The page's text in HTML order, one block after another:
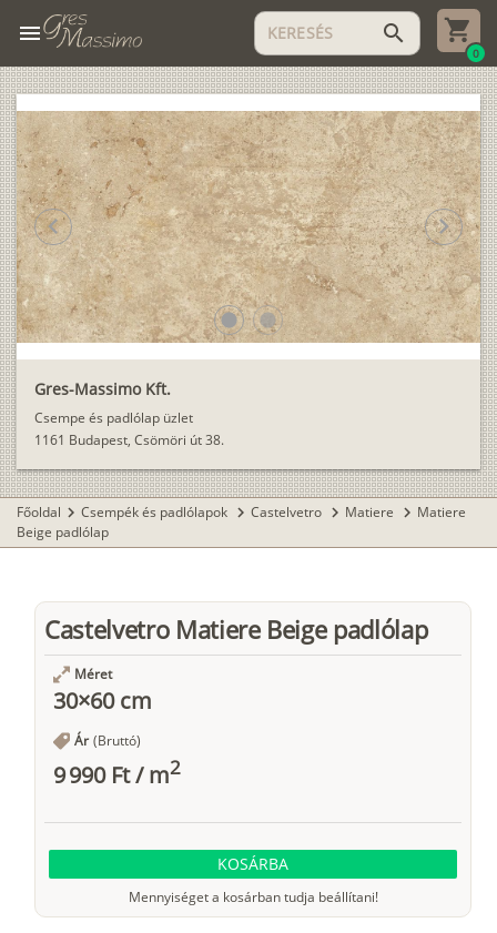
menu search
0
Gres-Massimo Kft.
Csempe és padlólap üzlet
1161 Budapest, Csömöri út 38.
lens lens
chevron_left chevron_right
Főoldal chevron_right Csempék és padlólapok chevron_right Castelvetro chevron_right Matiere chevron_right Matiere
Beige padlólap
Castelvetro Matiere Beige padlólap
Méret
30×60 cm
Ár (Bruttó)
9 990 Ft/m2
KOSÁRBA
Mennyiséget a kosárban tudja beállítani!